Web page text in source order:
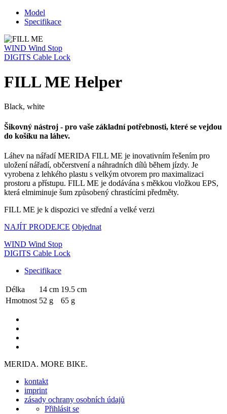
Model
Specifikace
WIND Wind Stop
DIGITS Cable Lock
FILL ME Helper
Black, white
Šikovný nástroj - pro vaše základní potřebnosti, které se vejdou
do košíku na láhev.
Láhev na nářadí MERIDA FILL ME je inovativním řešením pro
uložení nářadí, občerstvení a náhradních dílů během jízdy. Je
vyrobena z lehkého plastu s velkým otvorem pro maximalizaci
prostoru a přístupu. FILL ME je dodávána s měkkou vložkou EPS,
která elmiminuje šum způsobený chrastícími předměty.
FILL ME je k dispozici ve střední a velké verzi
NAJÍT PRODEJCE Objednat
WIND Wind Stop
DIGITS Cable Lock
Specifikace
Délka 14 cm 19.5 cm
Hmotnost 52 g 65 g
MERIDA. MORE BIKE.
kontakt
imprint
zásady ochrany osobních údajů
Přihlásit se